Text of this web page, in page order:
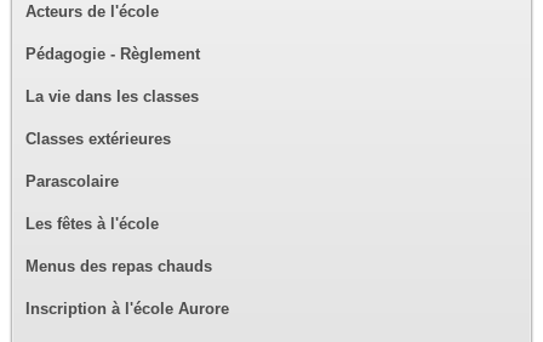
Acteurs de l'école
Pédagogie - Règlement
La vie dans les classes
Classes extérieures
Parascolaire
Les fêtes à l'école
Menus des repas chauds
Inscription à l'école Aurore